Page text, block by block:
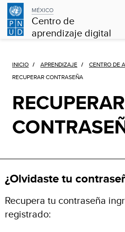
MÉXICO
Centro de
aprendizaje digital
INICIO APRENDIZAJE
CENTRO DE
RECUPERAR CONTRASEÑA
RECUPERAR
¿Olvidaste tu
Recupera tu contraseña
registrado: